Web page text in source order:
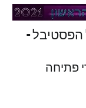
הפסטיבל -
פתיחה